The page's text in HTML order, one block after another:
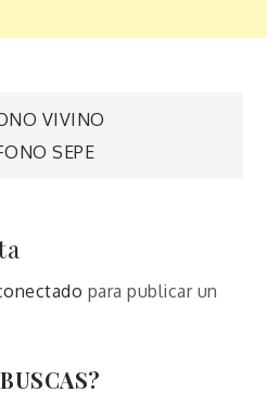
VIVINO
SEPE
para publicar un